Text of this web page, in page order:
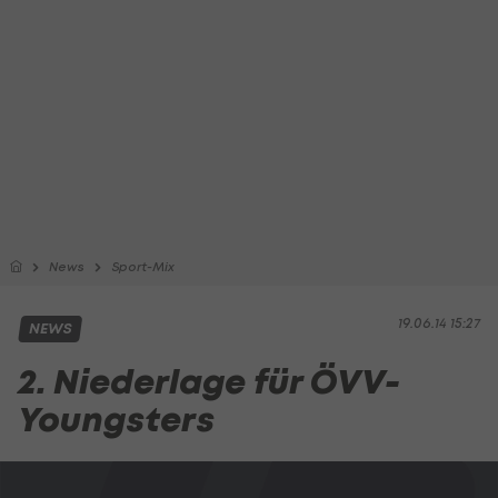
News Sport-Mix
19.06.14 15:27
NEWS
2. Niederlage für ÖVV-
Youngsters